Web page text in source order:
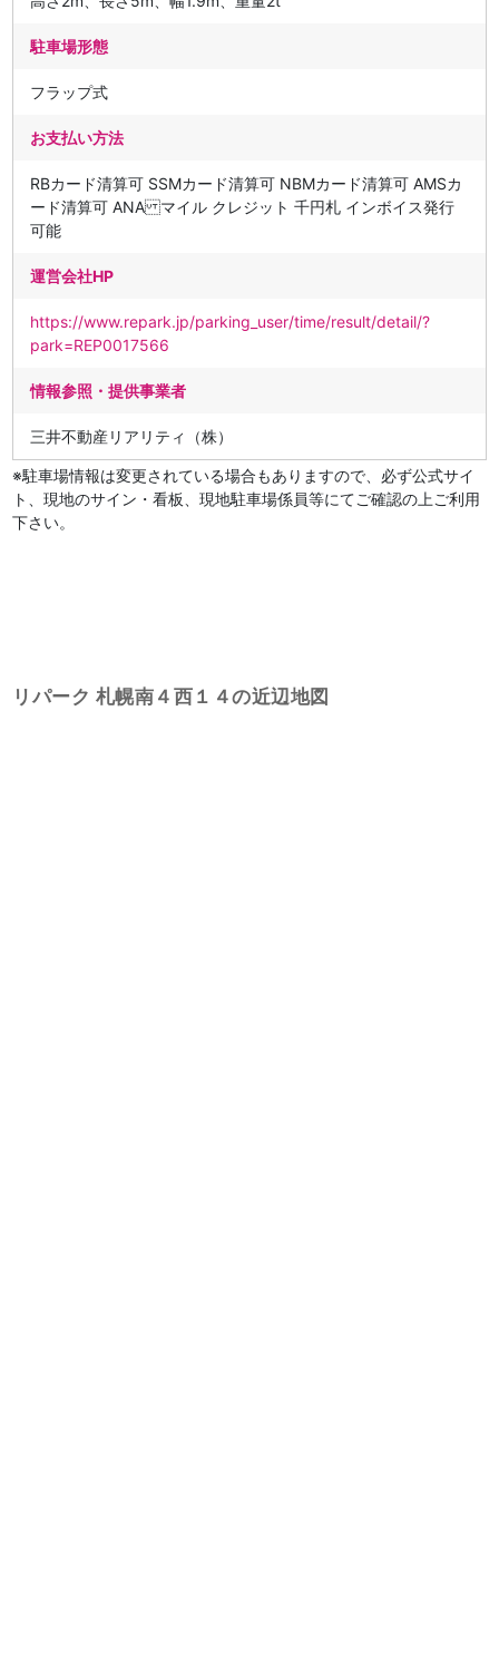
駐車場形態
フラップ式
お支払い方法
RBカード清算可 SSMカード清算可 NBMカード清算可 AMSカ
ード清算可 ANA マイル クレジット 千円札 インボイス発行
可能
運営会社HP
https://www.repark.jp/parking_user/time/result/detail/?
park=REP0017566
情報参照・提供事業者
三井不動産リアリティ（株）
※駐車場情報は変更されている場合もありますので、必ず公式サイ
ト、現地のサイン・看板、現地駐車場係員等にてご確認の上ご利用
下さい。
リパーク 札幌南４西１４の近辺地図